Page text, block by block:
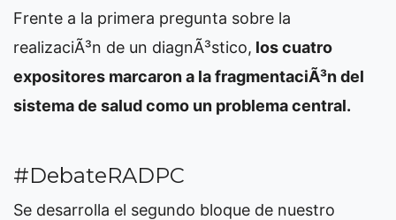
Frente a la primera pregunta sobre la
realizaciÃ³n de un diagnÃ³stico, los cuatro
expositores marcaron a la fragmentaciÃ³n del
sistema de salud como un problema central.
#DebateRADPC
Se desarrolla el segundo bloque de nuestro